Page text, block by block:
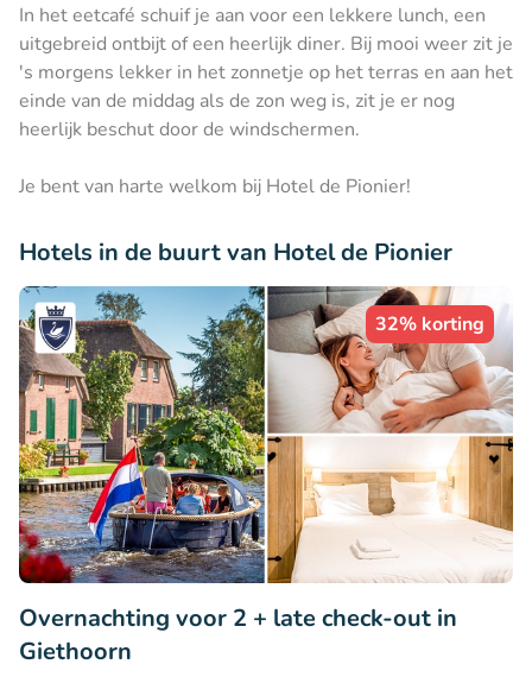
In het eetcafé schuif je aan voor een lekkere lunch, een
uitgebreid ontbijt of een heerlijk diner. Bij mooi weer zit je
's morgens lekker in het zonnetje op het terras en aan het
einde van de middag als de zon weg is, zit je er nog
heerlijk beschut door de windschermen.
Je bent van harte welkom bij Hotel de Pionier!
Hotels in de buurt van Hotel de Pionier
32% korting
Overnachting voor 2 + late check-out in
Giethoorn